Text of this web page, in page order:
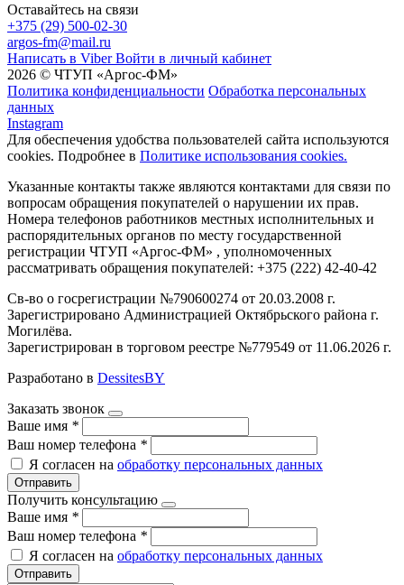
Оставайтесь на связи
+375 (29) 500-02-30
argos-fm@mail.ru
Написать в Viber Войти в личный кабинет
2026 © ЧТУП «Аргос-ФМ»
Политика конфиденциальности Обработка персональных
данных
Instagram
Для обеспечения удобства пользователей сайта используются
cookies. Подробнее в Политике использования cookies.
Указанные контакты также являются контактами для связи по
вопросам обращения покупателей о нарушении их прав.
Номера телефонов работников местных исполнительных и
распорядительных органов по месту государственной
регистрации ЧТУП «Аргос-ФМ» , уполномоченных
рассматривать обращения покупателей: +375 (222) 42-40-42
Св-во о госрегистрации №790600274 от 20.03.2008 г.
Зарегистрировано Администрацией Октябрьского района г.
Могилёва.
Зарегистрирован в торговом реестре №779549 от 11.06.2026 г.
Разработано в DessitesBY
Заказать звонок
Ваше имя *
Ваш номер телефона *
Я согласен на обработку персональных данных
Отправить
Получить консультацию
Ваше имя *
Ваш номер телефона *
Я согласен на обработку персональных данных
Отправить